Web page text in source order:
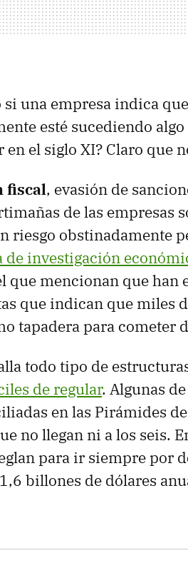
una empresa indica
esté sucediendo algo
el siglo XI? Claro que
fiscal, evasión de
de las empresas
riesgo obstinadamente
investigación
que mencionan que han
que indican que miles
tapadera para cometer
todo tipo de
de regular. Algunas
en las Pirámides
no llegan ni a los seis.
para ir siempre por
billones de dólares